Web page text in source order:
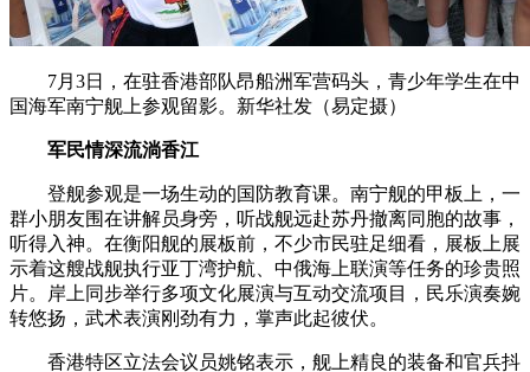
7月3日，在驻香港部队昂船洲军营码头，青少年学生在中
国海军南宁舰上参观留影。新华社发（易定摄）
军民情深流淌香江
登舰参观是一场生动的国防教育课。南宁舰的甲板上，一
群小朋友围在讲解员身旁，听战舰远赴苏丹撤离同胞的故事，
听得入神。在衡阳舰的展板前，不少市民驻足细看，展板上展
示着这艘战舰执行亚丁湾护航、中俄海上联演等任务的珍贵照
片。岸上同步举行多项文化展演与互动交流项目，民乐演奏婉
转悠扬，武术表演刚劲有力，掌声此起彼伏。
香港特区立法会议员姚铭表示，舰上精良的装备和官兵抖